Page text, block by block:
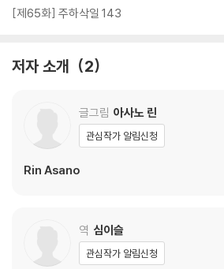
[제65화] 주하삭일 143
저자 소개 2
글그림 아사노 린
관심작가 알림신청
Rin Asano
역 심이슬
관심작가 알림신청